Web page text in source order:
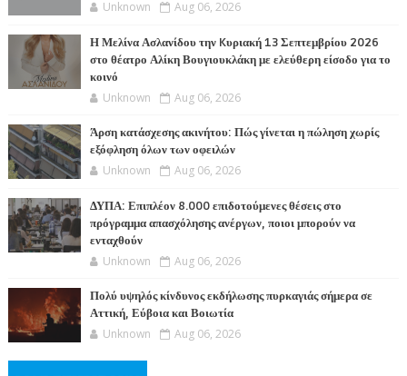
Unknown Aug 06, 2026
Η Μελίνα Ασλανίδου την Kυριακή 13 Σεπτεμβρίου 2026
στο θέατρο Αλίκη Βουγιουκλάκη με ελεύθερη είσοδο για το
κοινό
Unknown Aug 06, 2026
Άρση κατάσχεσης ακινήτου: Πώς γίνεται η πώληση χωρίς
εξόφληση όλων των οφειλών
Unknown Aug 06, 2026
ΔΥΠΑ: Επιπλέον 8.000 επιδοτούμενες θέσεις στο
πρόγραμμα απασχόλησης ανέργων, ποιοι μπορούν να
ενταχθούν
Unknown Aug 06, 2026
Πολύ υψηλός κίνδυνος εκδήλωσης πυρκαγιάς σήμερα σε
Αττική, Εύβοια και Βοιωτία
Unknown Aug 06, 2026